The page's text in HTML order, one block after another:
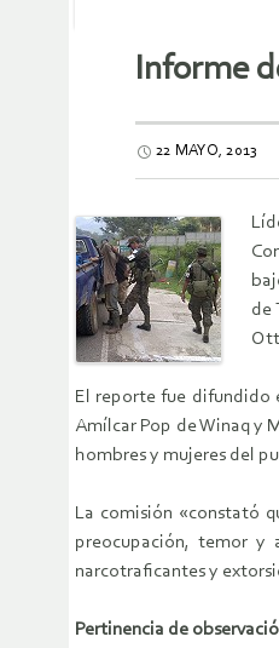
Informe
22 MAYO, 2013
de
El reporte fue difundido
Amílcar Pop de Winaq y
hombres y mujeres del
La comisión «constató
preocupación, temor y
narcotraficantes y
Pertinencia de